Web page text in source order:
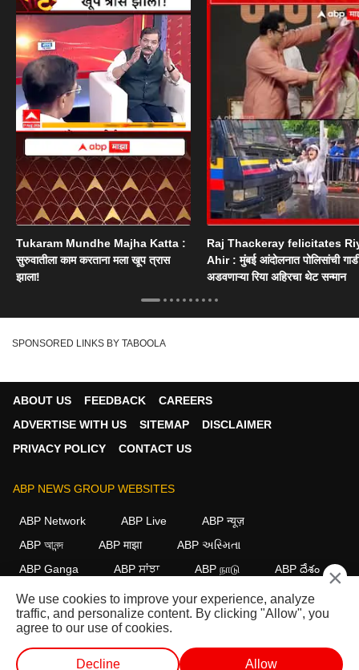
Tukaram Mundhe Majha Katta :
सुरुवातीला काम करताना मला खूप त्रास
झाला!
Raj Thackeray felicitates
Ahir : मुंबई आंदोलनात पोलिसांची
अडवणाऱ्या रिया अहिरचा थेट सन्मान
SPONSORED LINKS BY TABOOLA
ABOUT US FEEDBACK
CAREERS
ADVERTISE WITH US
SITEMAP
DISCLAIMER
PRIVACY POLICY
CONTACT US
ABP NEWS GROUP WEBSITES
ABP Network ABP Live
ABP न्यूज़
ABP আনন্দ
ABP माझा
ABP અસ્મિતા
ABP Ganga
ABP ਸਾਂਝਾ ABP நாடு ABP దేశం
FOLLOW US
This website follows the DNPA Code of Ethics. Copyright@2026.
×
We use cookies to improve your experience, analyze
traffic, and personalize content. By clicking "Allow", you
agree to our use of cookies.
Decline Allow